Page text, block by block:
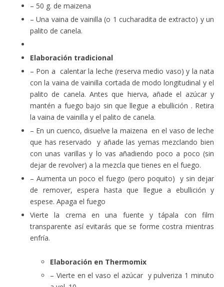
– 50 g. de maizena
– Una vaina de vainilla (o 1 cucharadita de extracto) y un
palito de canela.
Elaboración tradicional
– Pon a calentar la leche (reserva medio vaso) y la nata
con la vaina de vainilla cortada de modo longitudinal y el
palito de canela. Antes que hierva, añade el azúcar y
mantén a fuego bajo sin que llegue a ebullición . Retira
la vaina de vainilla y el palito de canela.
– En un cuenco, disuelve la maizena en el vaso de leche
que has reservado y añade las yemas mezclando bien
con unas varillas y lo vas añadiendo poco a poco (sin
dejar de revolver) a la mezcla que tienes en el fuego.
– Aumenta un poco el fuego (pero poquito) y sin dejar
de remover, espera hasta que llegue a ebullición y
espese. Apaga el fuego
Vierte la crema en una fuente y tápala con film
transparente así evitarás que se forme costra mientras
enfría.
Elaboración en Thermomix
– Vierte en el vaso el azúcar y pulveriza 1 minuto